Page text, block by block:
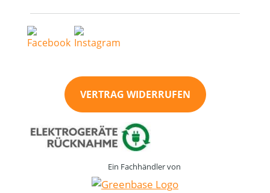
VERTRAG WIDERRUFEN
Ein Fachhändler von